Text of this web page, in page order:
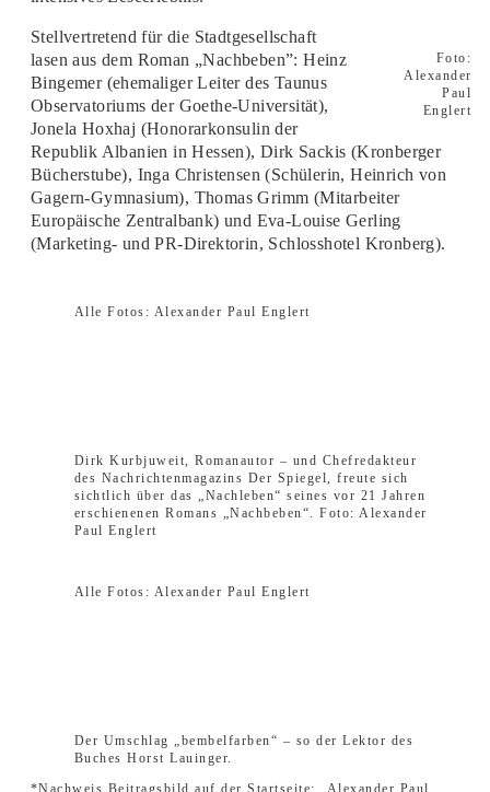
Foto:
Alexander
Paul
Englert
Stellvertretend für die Stadtgesellschaft
lasen aus dem Roman „Nachbeben”: Heinz
Bingemer (ehemaliger Leiter des Taunus
Observatoriums der Goethe-Universität),
Jonela Hoxhaj (Honorarkonsulin der
Republik Albanien in Hessen), Dirk Sackis (Kronberger
Bücherstube), Inga Christensen (Schülerin, Heinrich von
Gagern-Gymnasium), Thomas Grimm (Mitarbeiter
Europäische Zentralbank) und Eva-Louise Gerling
(Marketing- und PR-Direktorin, Schlosshotel Kronberg).
Alle Fotos: Alexander Paul Englert
Dirk Kurbjuweit, Romanautor – und Chefredakteur
des Nachrichtenmagazins Der Spiegel, freute sich
sichtlich über das „Nachleben“ seines vor 21 Jahren
erschienenen Romans „Nachbeben“. Foto: Alexander
Paul Englert
Alle Fotos: Alexander Paul Englert
Der Umschlag „bembelfarben“ – so der Lektor des
Buches Horst Lauinger.
*Nachweis Beitragsbild auf der Startseite:
Alexander Paul